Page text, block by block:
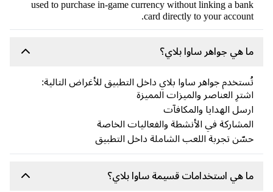
used to purchase in-game currency without linking a
card directly to your
هي جواهر ساوا بلاي؟
جواهر ساوا بلاي داخل التطبيق للأغراض التالية:
العناصر والميزات المميزة
الهدايا والمكافآت
في الأنشطة والفعاليات الخاصة
تجربة اللعب الشاملة داخل التطبيق
هي استخدامات قسيمة ساوا بلاي؟